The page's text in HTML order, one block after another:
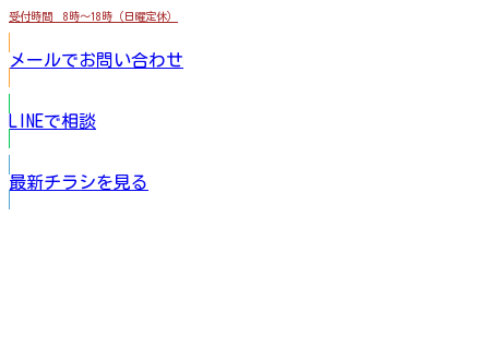
受付時間 8時～18時（日曜定休）
メールでお問い合わせ
LINEで相談
最新チラシを見る